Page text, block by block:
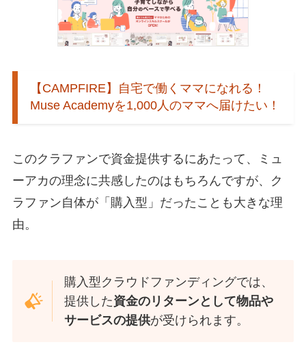
【CAMPFIRE】自宅で働くママになれる！
Muse Academyを1,000人のママへ届けたい！
このクラファンで資金提供するにあたって、ミュ
ーアカの理念に共感したのはもちろんですが、ク
ラファン自体が「購入型」だったことも大きな理
由。
購入型クラウドファンディングでは、
提供した資金のリターンとして物品や
サービスの提供が受けられます。